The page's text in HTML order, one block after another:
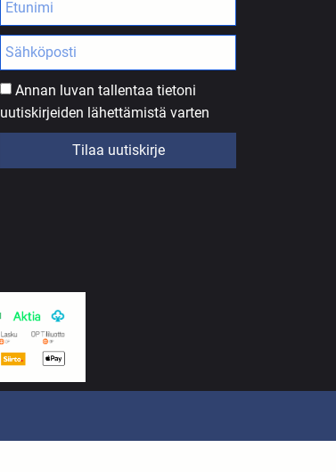
Annan luvan tallentaa tietoni
uutiskirjeiden lähettämistä varten
Tilaa uutiskirje